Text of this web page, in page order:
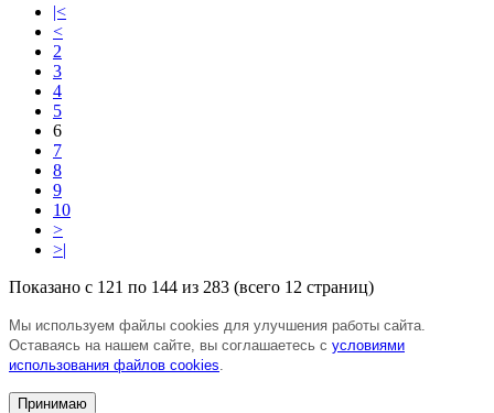
|<
<
2
3
4
5
6
7
8
9
10
>
>|
Показано с 121 по 144 из 283 (всего 12 страниц)
Мы используем файлы cookies для улучшения работы сайта.
Оставаясь на нашем сайте, вы соглашаетесь с условиями
использования файлов cookies
Принимаю